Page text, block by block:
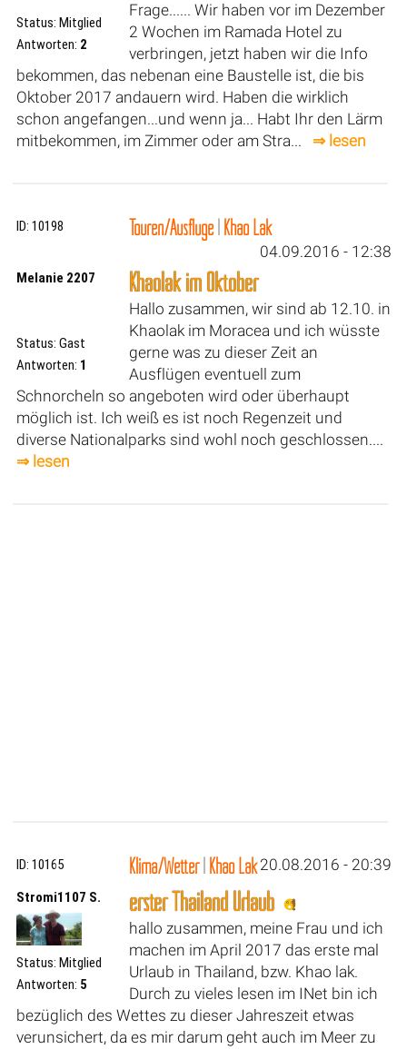
Status: Mitglied
Antworten: 2
Frage...... Wir haben vor im Dezember
2 Wochen im Ramada Hotel zu
verbringen, jetzt haben wir die Info
bekommen, das nebenan eine Baustelle ist, die bis
Oktober 2017 andauern wird. Haben die wirklich
schon angefangen...und wenn ja... Habt Ihr den Lärm
mitbekommen, im Zimmer oder am Stra... ⇒ lesen
ID: 10198 Touren/Ausflüge|Khao Lak
04.09.2016 - 12:38
Melanie 2207
Status: Gast
Antworten: 1
Khaolak im Oktober
Hallo zusammen, wir sind ab 12.10. in
Khaolak im Moracea und ich wüsste
gerne was zu dieser Zeit an
Ausflügen eventuell zum
Schnorcheln so angeboten wird oder überhaupt
möglich ist. Ich weiß es ist noch Regenzeit und
diverse Nationalparks sind wohl noch geschlossen....
⇒ lesen
ID: 10165 Klima/Wetter|Khao Lak 20.08.2016 - 20:39
Stromi1107 S.
Status: Mitglied
Antworten: 5
erster Thailand Urlaub
hallo zusammen, meine Frau und ich
machen im April 2017 das erste mal
Urlaub in Thailand, bzw. Khao lak.
Durch zu vieles lesen im INet bin ich
bezüglich des Wettes zu dieser Jahreszeit etwas
verunsichert, da es mir darum geht auch im Meer zu